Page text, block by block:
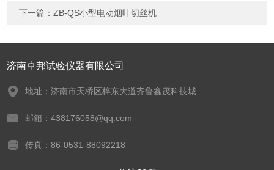
下一篇：ZB-QS小型电动烟叶切丝机
济南卓邦试验仪器有限公司
地址：济南市天桥区梓东大道齐鲁鑫茂科技城
邮箱：438176058@qq.com
传真：86-0531-88092218